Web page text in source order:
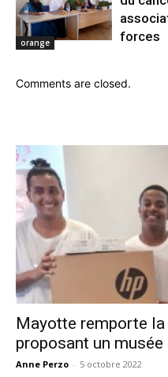
orange
forces
Comments are closed.
Mayotte remporte
proposant un musée
Anne Perzo - 5 octobre 2022